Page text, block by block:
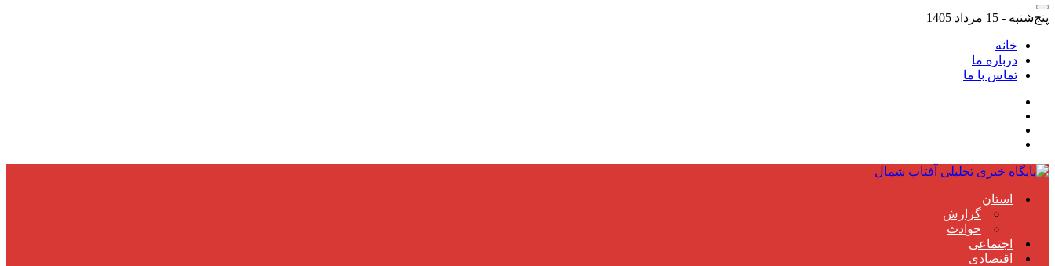
پنج‌شنبه - 15 مرداد 1405
خانه
درباره ما
تماس با ما
استان
گزارش
حوادث
اجتماعی
اقتصادی